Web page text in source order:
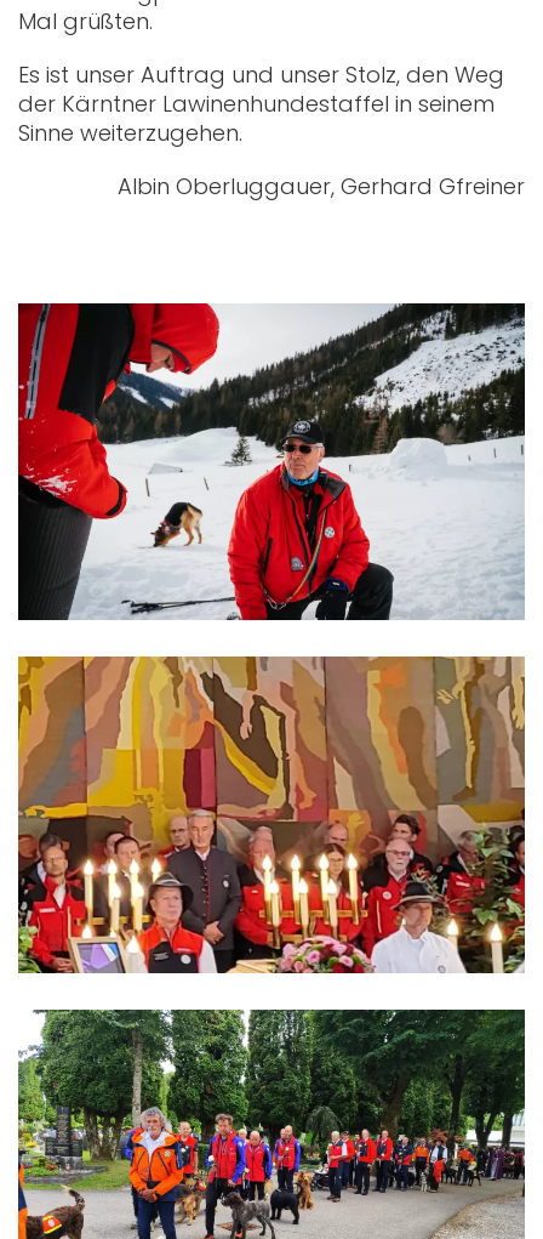
Mal grüßten.
Es ist unser Auftrag und unser Stolz, den Weg
der Kärntner Lawinenhundestaffel in seinem
Sinne weiterzugehen.
Albin Oberluggauer, Gerhard Gfreiner